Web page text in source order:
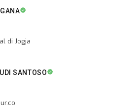
di Jogja
SANTOSO